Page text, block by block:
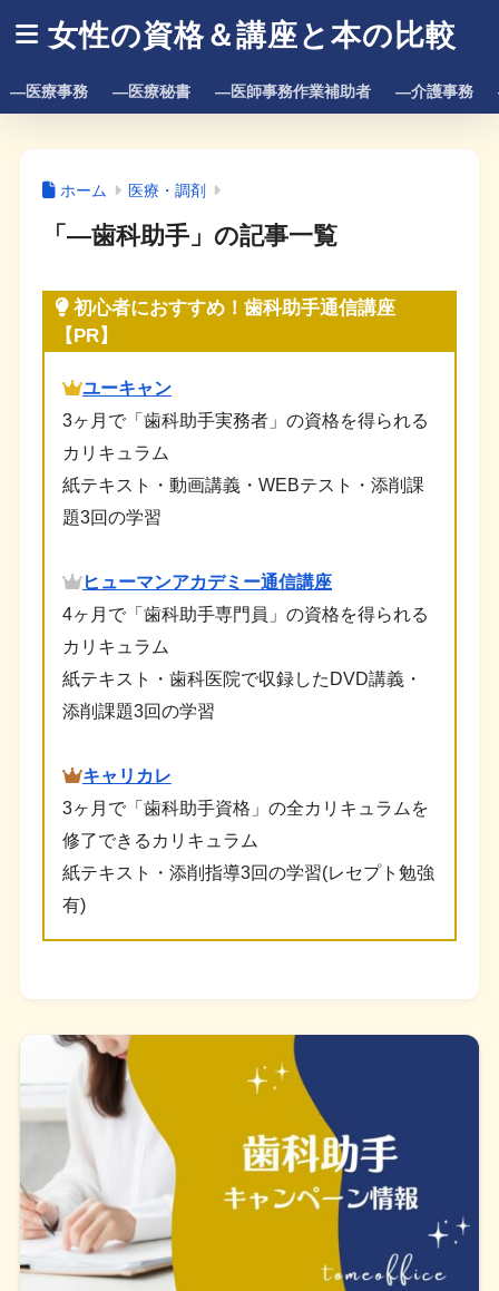
女性の資格＆講座と本の比較
―医療事務 ―医療秘書 ―医師事務作業補助者 ―介護事務
ホーム 医療・調剤
「―歯科助手」の記事一覧
初心者におすすめ！歯科助手通信講座
【PR】
ユーキャン
3ヶ月で「歯科助手実務者」の資格を得られる
カリキュラム
紙テキスト・動画講義・WEBテスト・添削課
題3回の学習
ヒューマンアカデミー通信講座
4ヶ月で「歯科助手専門員」の資格を得られる
カリキュラム
紙テキスト・歯科医院で収録したDVD講義・
添削課題3回の学習
キャリカレ
3ヶ月で「歯科助手資格」の全カリキュラムを
修了できるカリキュラム
紙テキスト・添削指導3回の学習(レセプト勉強
有)